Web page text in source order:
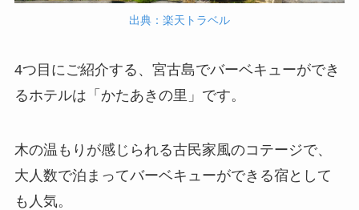
出典：楽天トラベル
4つ目にご紹介する、宮古島でバーベキューができ
るホテルは「かたあきの里」です。
木の温もりが感じられる古民家風のコテージで、
大人数で泊まってバーベキューができる宿として
も人気。